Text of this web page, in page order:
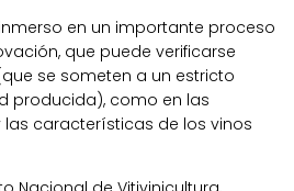
en un importante proceso
que puede verificarse
se someten a un estricto
producida), como en las
características de los vinos